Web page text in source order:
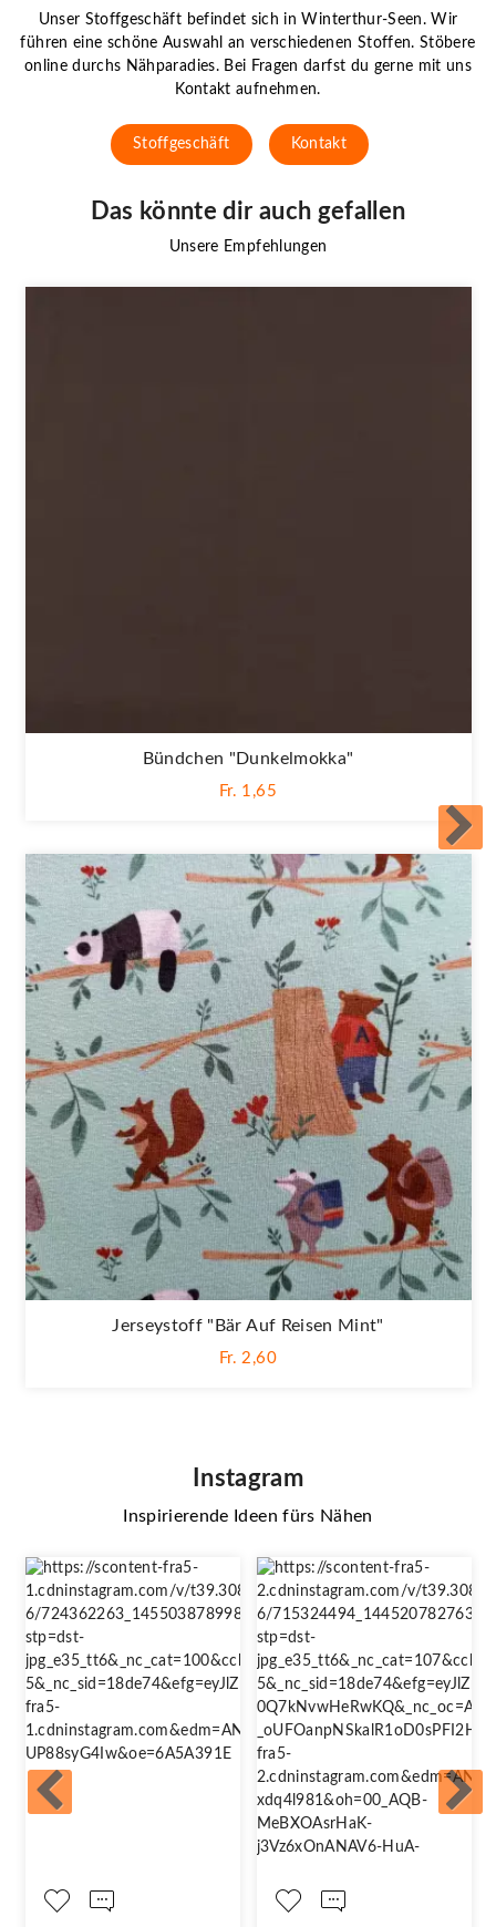
Unser Stoffgeschäft befindet sich in Winterthur-Seen. Wir
führen eine schöne Auswahl an verschiedenen Stoffen. Stöbere
online durchs Nähparadies. Bei Fragen darfst du gerne mit uns
Kontakt aufnehmen.
Stoffgeschäft Kontakt
Das könnte dir auch gefallen
Unsere Empfehlungen
Bündchen "dunkelmokka"
Fr. 1,65
Jerseystoff "Bär Auf Reisen Mint"
Fr. 2,60
Instagram
Inspirierende Ideen fürs Nähen